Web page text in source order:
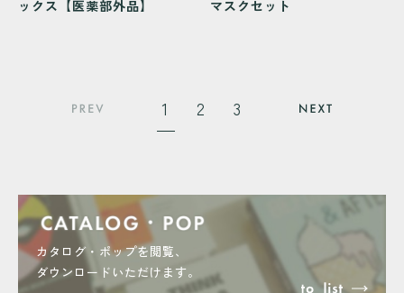
ックス【医薬部外品】
マスクセット
1 2 3
カタログ・ポップを閲覧、
ダウンロードいただけます。